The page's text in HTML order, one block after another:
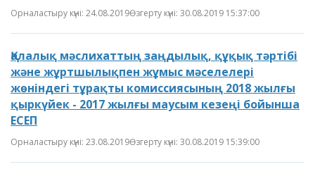
Орналастыру күні: 24.08.2019Өзгерту күні: 30.08.2019 15:37:00
Қалалық мәслихаттың заңдылық, құқық тәртібі
және жұртшылықпен жұмыс мәселелері
жөніндегі тұрақты комиссиясының 2018 жылғы
қыркүйек - 2017 жылғы маусым кезеңі бойынша
ЕСЕП
Орналастыру күні: 23.08.2019Өзгерту күні: 30.08.2019 15:39:00